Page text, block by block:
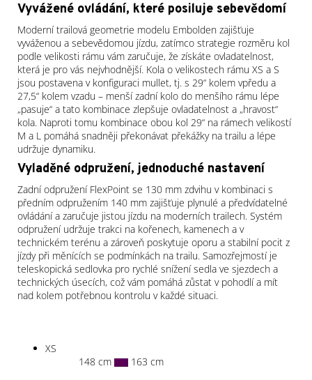
Vyvážené ovládání, které posiluje sebevědomí
Moderní trailová geometrie modelu Embolden zajišťuje
vyváženou a sebevědomou jízdu, zatímco strategie rozměru kol
podle velikosti rámu vám zaručuje, že získáte ovladatelnost,
která je pro vás nejvhodnější. Kola o velikostech rámu XS a S
jsou postavena v konfiguraci mullet, tj. s 29“ kolem vpředu a
27,5“ kolem vzadu – menší zadní kolo do menšího rámu lépe
„pasuje“ a tato kombinace zlepšuje ovladatelnost a „hravost“
kola. Naproti tomu kombinace obou kol 29“ na rámech velikostí
M a L pomáhá snadněji překonávat překážky na trailu a lépe
udržuje dynamiku.
Vyladěné odpružení, jednoduché nastavení
Zadní odpružení FlexPoint se 130 mm zdvihu v kombinaci s
předním odpružením 140 mm zajišťuje plynulé a předvídatelné
ovládání a zaručuje jistou jízdu na moderních trailech. Systém
odpružení udržuje trakci na kořenech, kamenech a v
technickém terénu a zároveň poskytuje oporu a stabilní pocit z
jízdy při měnících se podmínkách na trailu. Samozřejmostí je
teleskopická sedlovka pro rychlé snížení sedla ve sjezdech a
technických úsecích, což vám pomáhá zůstat v pohodlí a mít
nad kolem potřebnou kontrolu v každé situaci.
XS
148 cm
163 cm